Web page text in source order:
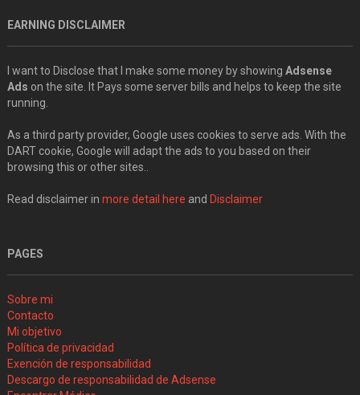
EARNING DISCLAIMER
I want to Disclose that I make some money by showing Adsense
Ads on the site. It Pays some server bills and helps to keep the site
running.
As a third party provider, Google uses cookies to serve ads. With the
DART cookie, Google will adapt the ads to you based on their
browsing this or other sites..
Read disclaimer in more detail here and Disclaimer
PAGES
Sobre mi
Contacto
Mi objetivo
Política de privacidad
Exención de responsabilidad
Descargo de responsabilidad de Adsense